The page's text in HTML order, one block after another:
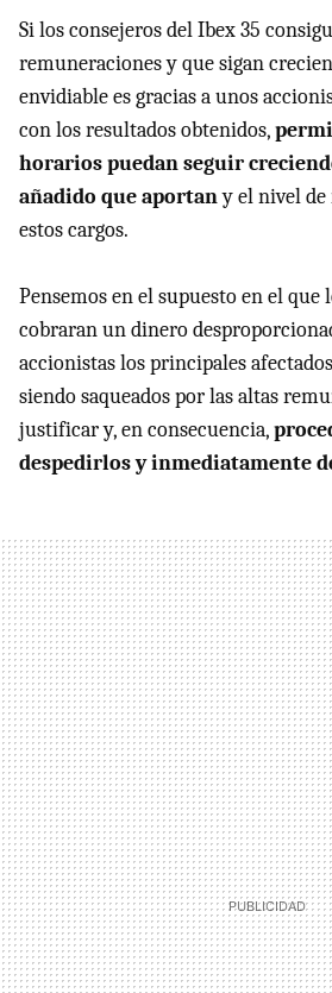
Si los consejeros del Ibex 35
remuneraciones y que sigan
envidiable es gracias a unos
con los resultados obtenidos,
horarios puedan seguir
añadido que aportany el nivel de
estos cargos.
Pensemos en el supuesto en el
cobraran un dinero
accionistas los principales
siendo saqueados por las altas
justificar y, en consecuencia,
despedirlos y inmediatamente